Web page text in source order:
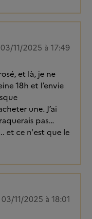
03/11/2025 à 17:49
et là, je ne
18h et l’envie
une. J’ai
pas…
et ce n'est que le
03/11/2025 à 18:01